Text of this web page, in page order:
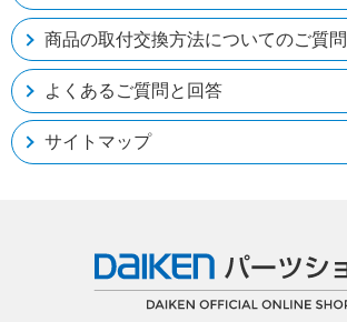
商品の取付交換方法についてのご質問
よくあるご質問と回答
サイトマップ